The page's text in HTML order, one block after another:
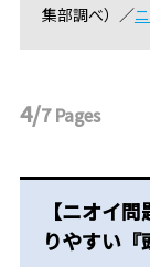
集部調べ）／
4/7Pages
【ニオイ
りやすい『